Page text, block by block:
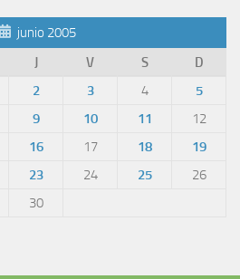
junio 2005
J V S
D
2 3 4
5
9 10 11
12
16 17 18
19
23 24 25
26
30